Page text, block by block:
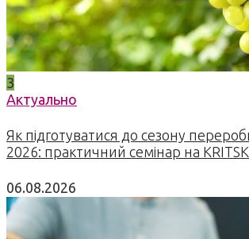
3
Актуально
Як підготуватися до сезону
2026: практичний семінар на
06.08.2026